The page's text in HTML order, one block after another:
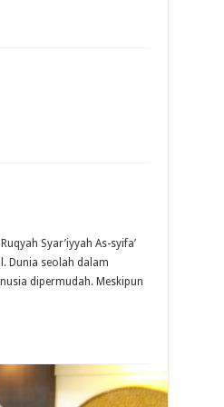
Syar’iyyah As-syifa’
Dunia seolah dalam
dipermudah. Meskipun